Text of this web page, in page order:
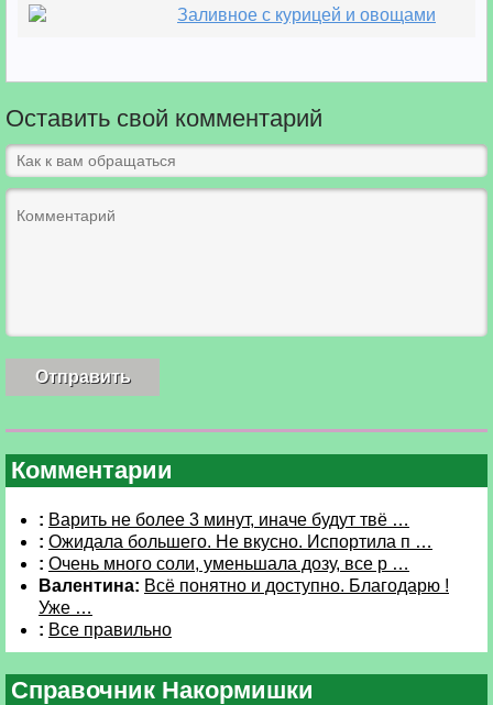
Заливное с курицей и овощами
Оставить свой комментарий
Комментарии
: Варить не более 3 минут, иначе будут твё …
: Ожидала большего. Не вкусно. Испортила п …
: Очень много соли, уменьшала дозу, все р …
Валентина: Всё понятно и доступно. Благодарю !
Уже …
: Все правильно
Справочник Накормишки